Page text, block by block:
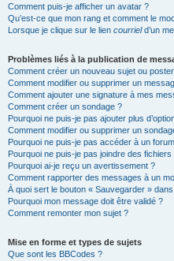
Comment puis-je afficher un avatar ?
Qu’est-ce que mon rang et comment le
Lorsque je clique sur le lien courrield’un
Problèmes liés à la publication de
Comment créer un nouveau sujet ou
Comment modifier ou supprimer un
Comment ajouter une signature à mes
Comment créer un sondage ?
Pourquoi ne puis-je pas ajouter plus
Comment modifier ou supprimer un
Pourquoi ne puis-je pas accéder à un
Pourquoi ne puis-je pas joindre des
Pourquoi ai-je reçu un avertissement ?
Comment rapporter des messages à un
À quoi sert le bouton « Sauvegarder »
Pourquoi mon message doit être validé ?
Comment remonter mon sujet ?
Mise en forme et types de sujets
Que sont les BBCodes ?